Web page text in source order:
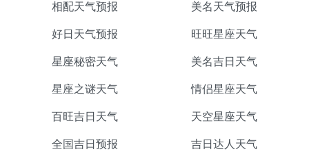
相配天气预报 美名天气预报
好日天气预报 旺旺星座天气
星座秘密天气 美名吉日天气
星座之谜天气 情侣星座天气
百旺吉日天气 天空星座天气
全国吉日预报 吉日达人天气